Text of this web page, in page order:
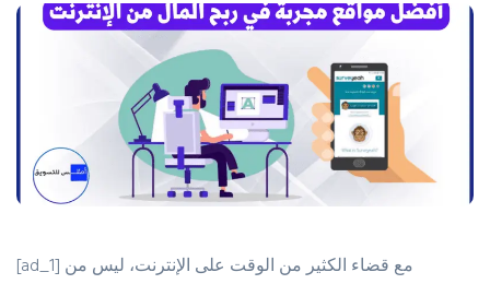
[ad_1] مع قضاء الكثير من الوقت على الإنترنت، ليس من